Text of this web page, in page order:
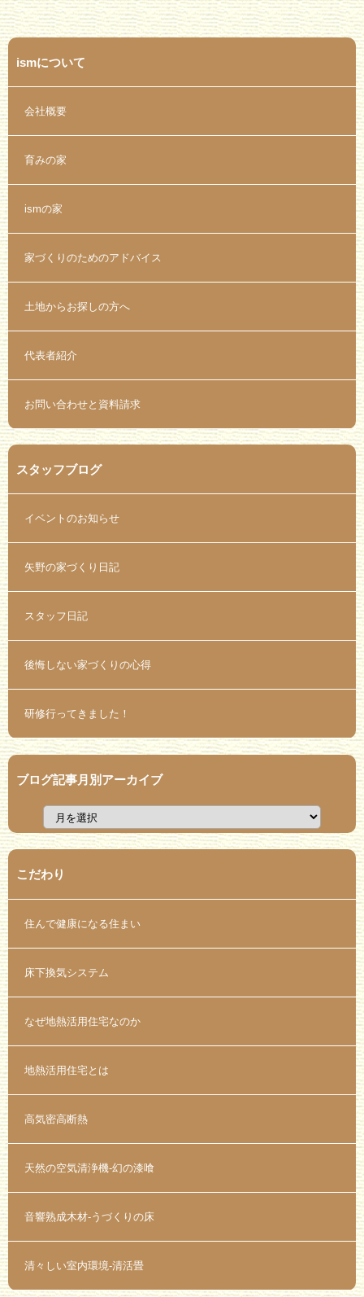
ismについて
会社概要
育みの家
ismの家
家づくりのためのアドバイス
土地からお探しの方へ
代表者紹介
お問い合わせと資料請求
スタッフブログ
イベントのお知らせ
矢野の家づくり日記
スタッフ日記
後悔しない家づくりの心得
研修行ってきました！
ブログ記事月別アーカイブ
こだわり
住んで健康になる住まい
床下換気システム
なぜ地熱活用住宅なのか
地熱活用住宅とは
高気密高断熱
天然の空気清浄機-幻の漆喰
音響熟成木材-うづくりの床
清々しい室内環境-清活畳